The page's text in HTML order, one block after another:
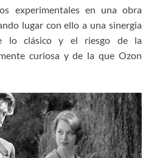
experimentales en una obra
lugar con ello a una sinergia
lo clásico y el riesgo de la
curiosa y de la que Ozon